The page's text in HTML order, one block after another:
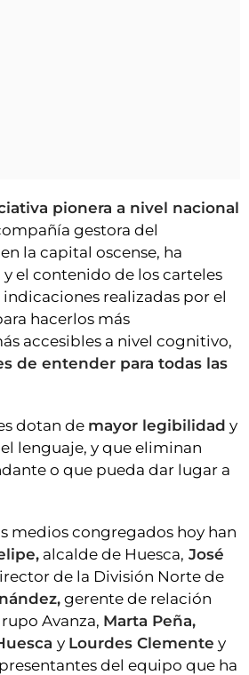
pionera a nivel nacional
gestora del
la capital oscense, ha
el contenido de los carteles
indicaciones realizadas por el
hacerlos más
accesibles a nivel cognitivo,
de entender para todas las
dotan de mayor legibilidad y
lenguaje, y que eliminan
o que pueda dar lugar a
medios congregados hoy han
alcalde de Huesca, José
de la División Norte de
gerente de relación
Avanza, Marta Peña,
y Lourdes Clemente y
del equipo que ha